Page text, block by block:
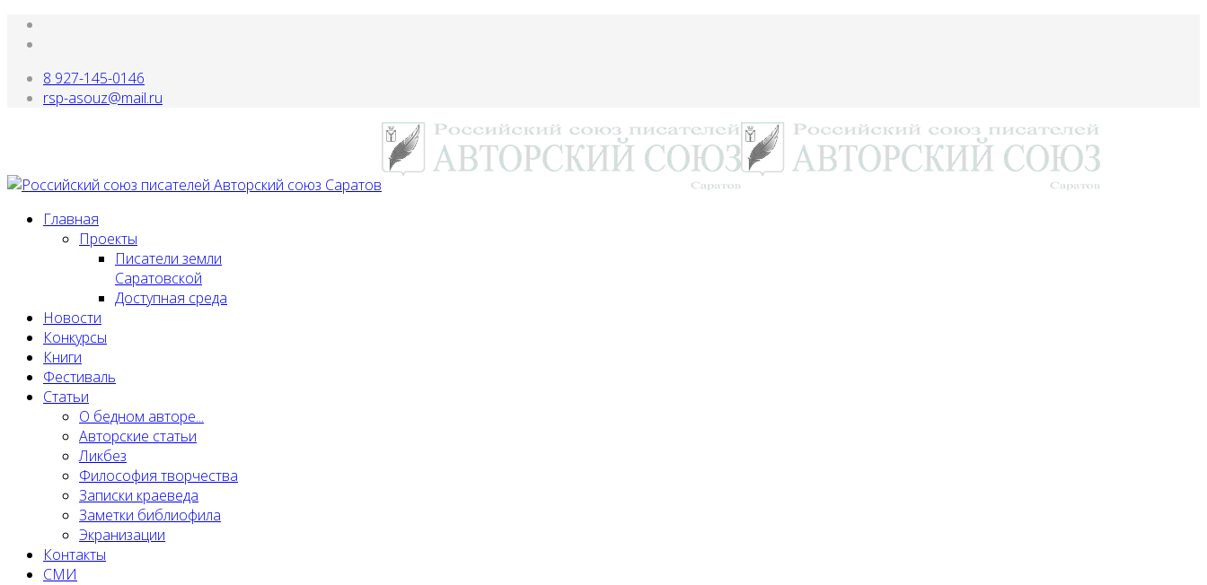
8 927-145-0146
rsp-asouz@mail.ru
Главная
Проекты
Писатели земли
Саратовской
Доступная среда
Новости
Конкурсы
Книги
Фестиваль
Статьи
О бедном авторе...
Авторские статьи
Ликбез
Философия творчества
Записки краеведа
Заметки библиофила
Экранизации
Контакты
СМИ